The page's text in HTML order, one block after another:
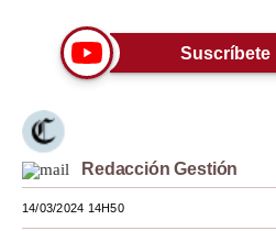
Tendencias
Lujo
Viajes
Moda
Suscríbete
Redacción Gestión
14/03/2024 14H50